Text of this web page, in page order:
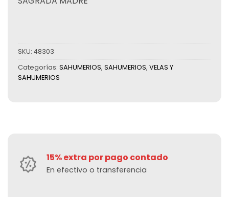
SKU: 48303
Categorías: SAHUMERIOS, SAHUMERIOS, VELAS Y
SAHUMERIOS
15% extra por pago contado
En efectivo o transferencia